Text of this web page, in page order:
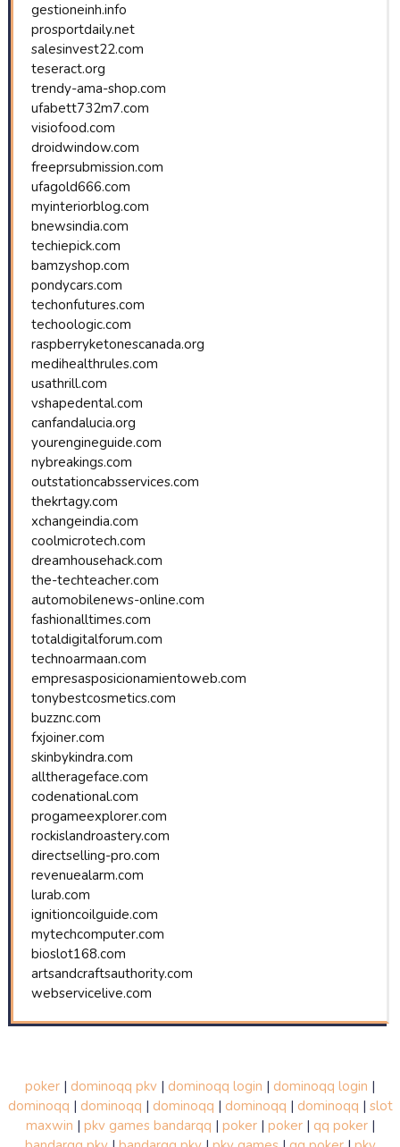
gestioneinh.info
prosportdaily.net
salesinvest22.com
teseract.org
trendy-ama-shop.com
ufabett732m7.com
visiofood.com
droidwindow.com
freeprsubmission.com
ufagold666.com
myinteriorblog.com
bnewsindia.com
techiepick.com
bamzyshop.com
pondycars.com
techonfutures.com
techoologic.com
raspberryketonescanada.org
medihealthrules.com
usathrill.com
vshapedental.com
canfandalucia.org
yourengineguide.com
nybreakings.com
outstationcabsservices.com
thekrtagy.com
xchangeindia.com
coolmicrotech.com
dreamhousehack.com
the-techteacher.com
automobilenews-online.com
fashionalltimes.com
totaldigitalforum.com
technoarmaan.com
empresasposicionamientoweb.com
tonybestcosmetics.com
buzznc.com
fxjoiner.com
skinbykindra.com
alltherageface.com
codenational.com
progameexplorer.com
rockislandroastery.com
directselling-pro.com
revenuealarm.com
lurab.com
ignitioncoilguide.com
mytechcomputer.com
bioslot168.com
artsandcraftsauthority.com
webservicelive.com
poker | dominoqq pkv | dominoqq login | dominoqq login |
dominoqq | dominoqq | dominoqq | dominoqq | dominoqq | slot
maxwin | pkv games bandarqq | poker| poker| qq poker|